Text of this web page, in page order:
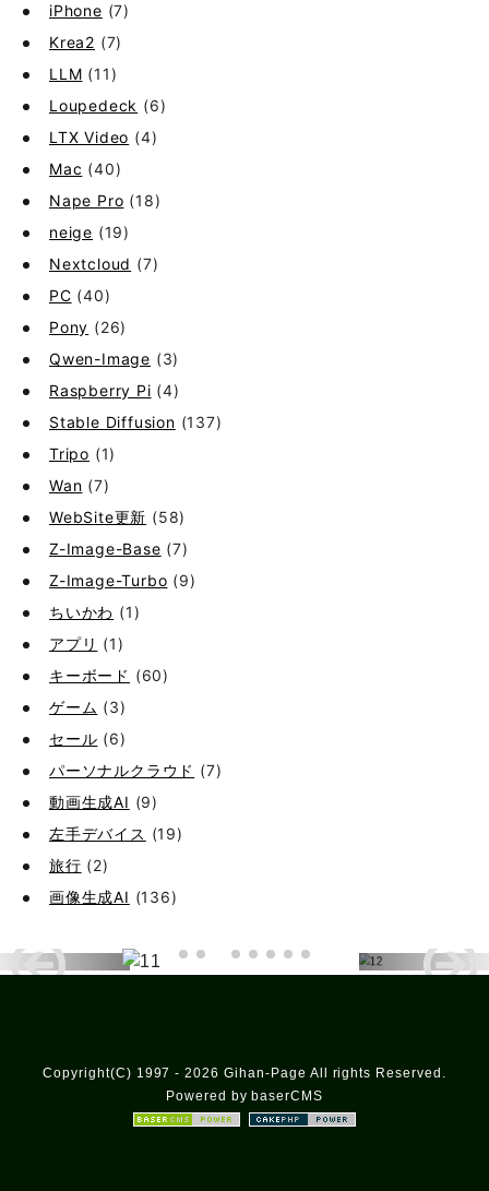
iPhone (7)
Krea2 (7)
LLM (11)
Loupedeck (6)
LTX Video (4)
Mac (40)
Nape Pro (18)
neige (19)
Nextcloud (7)
PC (40)
Pony (26)
Qwen-Image (3)
Raspberry Pi (4)
Stable Diffusion (137)
Tripo (1)
Wan (7)
WebSite更新 (58)
Z-Image-Base (7)
Z-Image-Turbo (9)
ちいかわ (1)
アプリ (1)
キーボード (60)
ゲーム (3)
セール (6)
パーソナルクラウド (7)
動画生成AI (9)
左手デバイス (19)
旅行 (2)
画像生成AI (136)
Copyright(C) 1997 - 2026 Gihan-Page All rights Reserved.
Powered by baserCMS